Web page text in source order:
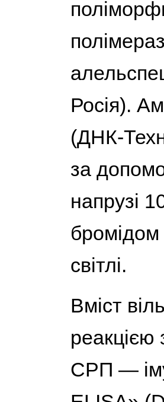
Росія).
(ДНК-
за
напрузі
бромідом
світлі.
Вміст
реакцією
СРП —